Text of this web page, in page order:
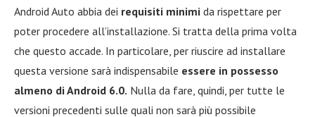
Android Auto abbia dei requisiti minimi da rispettare per
poter procedere all’installazione. Si tratta della prima volta
che questo accade. In particolare, per riuscire ad installare
questa versione sarà indispensabile essere in possesso
almeno di Android 6.0. Nulla da fare, quindi, per tutte le
versioni precedenti sulle quali non sarà più possibile